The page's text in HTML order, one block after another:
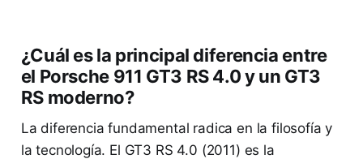
¿Cuál es la principal diferencia entre
el Porsche 911 GT3 RS 4.0 y un GT3
RS moderno?
La diferencia fundamental radica en la filosofía y
la tecnología. El GT3 RS 4.0 (2011) es la